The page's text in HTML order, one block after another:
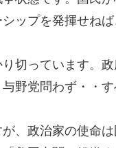
ップを発揮せね
切っています。
野党問わず・・
、政治家の使命